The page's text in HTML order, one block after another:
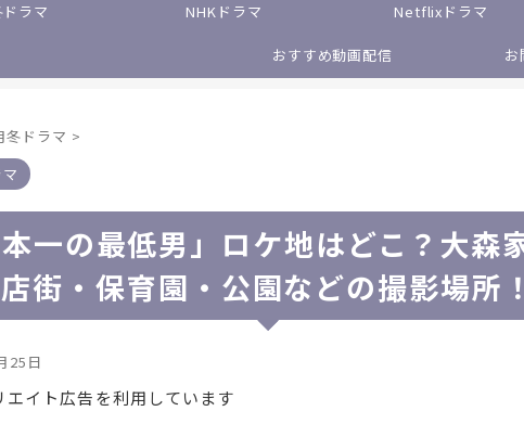
ラマ NHKドラマ Netflixドラマ
おすすめ動画配信 お
冬ドラマ >
本一の最低男」ロケ地はどこ？大森
店街・保育園・公園などの撮影場所！
25日
イト広告を利用しています